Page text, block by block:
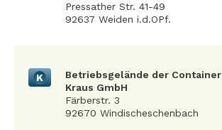
Pressather Str. 41-49
92637 Weiden i.d.OPf.
K
Betriebsgelände der Container
Kraus GmbH
Färberstr. 3
92670 Windischeschenbach